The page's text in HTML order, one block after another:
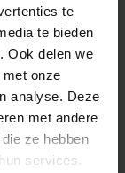
te
te bieden
Ook delen we
onze
analyse. Deze
met andere
ze hebben
services.